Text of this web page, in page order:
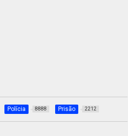
Polícia 8888 Prisão 2212